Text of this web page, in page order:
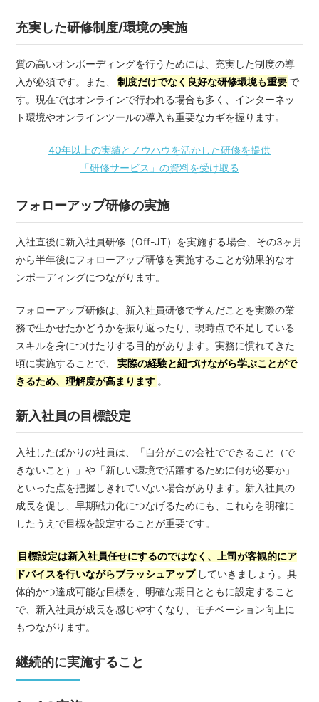
充実した研修制度/環境の実施
質の高いオンボーディングを行うためには、充実した制度の導
入が必須です。また、
制度だけでなく良好な研修環境も重要 で
す。現在ではオンラインで行われる場合も多く、インターネッ
ト環境やオンラインツールの導入も重要なカギを握ります。
40年以上の実績とノウハウを活かした研修を提供
「研修サービス」の資料を受け取る
フォローアップ研修の実施
入社直後に新入社員研修（Off-JT）を実施する場合、その3ヶ月
から半年後にフォローアップ研修を実施することが効果的なオ
ンボーディングにつながります。
フォローアップ研修は、新入社員研修で学んだことを実際の業
務で生かせたかどうかを振り返ったり、現時点で不足している
スキルを身につけたりする目的があります。実務に慣れてきた
頃に実施することで、
実際の経験と紐づけながら学ぶことがで
きるため、理解度が高まります 。
新入社員の目標設定
入社したばかりの社員は、「自分がこの会社でできること（で
きないこと）」や「新しい環境で活躍するために何が必要か」
といった点を把握しきれていない場合があります。新入社員の
成長を促し、早期戦力化につなげるためにも、これらを明確に
したうえで目標を設定することが重要です。
目標設定は新入社員任せにするのではなく、上司が客観的にア
ドバイスを行いながらブラッシュアップ していきましょう。具
体的かつ達成可能な目標を、明確な期日とともに設定すること
で、新入社員が成長を感じやすくなり、モチベーション向上に
もつながります。
継続的に実施すること